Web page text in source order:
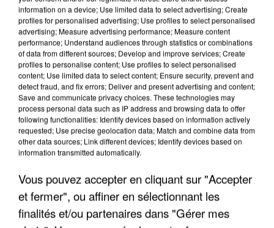
ALENCON: DAB+
ARGENTAN: DAB+
CETON: DAB+
PAS-DE-CALAIS
BOULOGNE SUR MER: DAB+
CALAIS: DAB+
MONTREUIL-SUR-MER: DAB+
PUY-DE-DÔME
CLERMONT-FERRAND: DAB+
ISSOIRE: DAB+
THIERS: DAB+
information on a device; Use limited data to select advertising; Create
profiles for personalised advertising; Use profiles to select personalised
advertising; Measure advertising performance; Measure content
performance; Understand audiences through statistics or combinations
of data from different sources; Develop and improve services; Create
profiles to personalise content; Use profiles to select personalised
content; Use limited data to select content; Ensure security, prevent and
detect fraud, and fix errors; Deliver and present advertising and content;
Save and communicate privacy choices. These technologies may
process personal data such as IP address and browsing data to offer
following functionalities: Identify devices based on information actively
requested; Use precise geolocation data; Match and combine data from
other data sources; Link different devices; Identify devices based on
information transmitted automatically.
Vous pouvez accepter en cliquant sur "Accepter
et fermer", ou affiner en sélectionnant les
finalités et/ou partenaires dans "Gérer mes